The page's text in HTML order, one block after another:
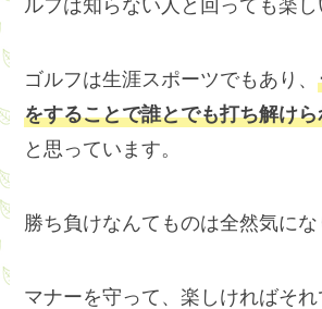
ルフは知らない人と回っても楽し
ゴルフは生涯スポーツでもあり、
をすることで誰とでも打ち解け
と思っています。
勝ち負けなんてものは全然気にな
マナーを守って、楽しければそれ